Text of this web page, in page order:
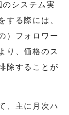
システム実
する際には、
）フォロワー
り、価格のス
除することが
、主に月次ハ